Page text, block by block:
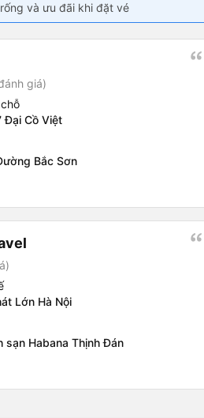
và ưu đãi khi đặt vé
giá)
Đại Cồ Việt
Bắc Sơn
Lớn Hà Nội
sạn Habana Thịnh Đán